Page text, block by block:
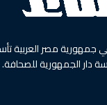
الجمهورية للصحافة.